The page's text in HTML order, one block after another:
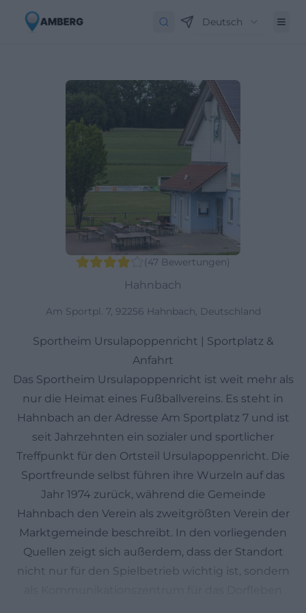
Deutsch
(47 Bewertungen)
Hahnbach
Am Sportpl. 7, 92256 Hahnbach, Deutschland
Sportheim Ursulapoppenricht | Sportplatz &
Anfahrt
Das Sportheim Ursulapoppenricht ist weit mehr als
nur die Heimat eines Fußballvereins. Es steht in
Hahnbach an der Adresse Am Sportplatz 7 und ist
seit Jahrzehnten ein sozialer und sportlicher
Treffpunkt für den Ortsteil Ursulapoppenricht. Die
Sportfreunde selbst führen ihre Wurzeln auf das
Jahr 1974 zurück, während die Gemeinde
Hahnbach den Verein als zweitgrößten Verein der
Marktgemeinde beschreibt. In den vorliegenden
Quellen zeigt sich außerdem, dass der Standort
nicht nur für den Spielbetrieb wichtig ist, sondern